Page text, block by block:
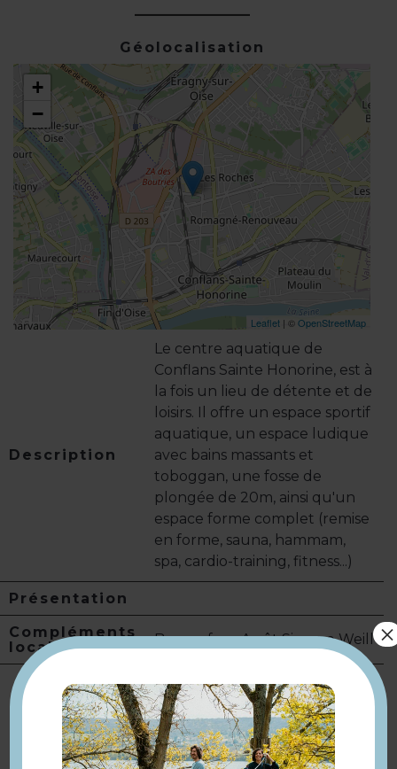
Géolocalisation
+
−
Leaflet | ©OpenStreetMap
Description
Le centre aquatique de
Conflans Sainte Honorine, est à
la fois un lieu de détente et de
loisirs. Il offre un espace sportif
aquatique, un espace ludique
avec bains massants et
toboggan, une fosse de
plongée de 20m, ainsi qu'un
espace forme complet (remise
en forme, sauna, hammam,
spa, cardio-training, fitness...)
Présentation
Compléments
localisation
Bus en face Arrêt Simone Weill
Tarifs
Modes de paiement :
Chèque · Espèces · Carte
bancaire/crédit · Chèque-
×